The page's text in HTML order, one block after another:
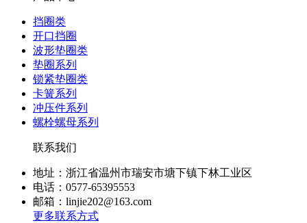
挡圈类
开口挡圈
波形垫圈类
垫圈系列
锁紧垫圈类
卡簧系列
冲压件系列
螺栓螺母系列
联系我们
地址：浙江省温州市瑞安市塘下镇下林工业区
电话：0577-65395553
邮箱：linjie202@163.com
更多联系方式